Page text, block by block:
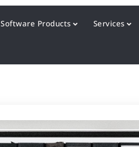
Software Products Services